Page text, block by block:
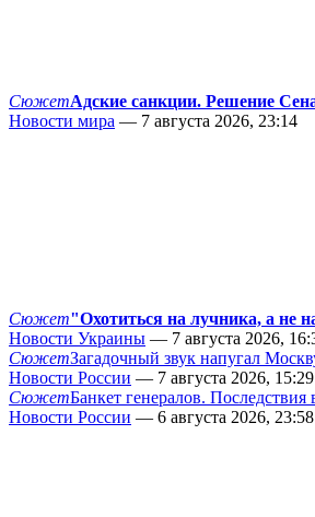
СюжетАдские санкции. Решение
Новости мира — 7 августа 2026, 23:14
Сюжет"Охотиться на лучника, а не
Новости Украины — 7 августа 2026,
СюжетЗагадочный звук напугал
Новости России — 7 августа 2026, 15:29
СюжетБанкет генералов.
Новости России — 6 августа 2026, 23:58